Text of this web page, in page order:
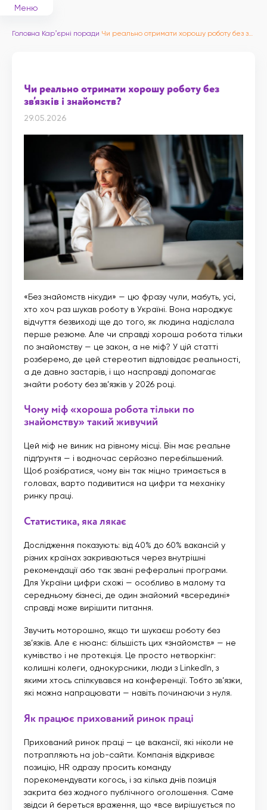
Меню
Головна Карʼєрні поради Чи реально отримати хорошу роботу без зв’язків і знайомств?
Чи реально отримати хорошу роботу без
зв’язків і знайомств?
29.05.2026
«Без знайомств нікуди» — цю фразу чули, мабуть, усі,
хто хоч раз шукав роботу в Україні. Вона народжує
відчуття безвиході ще до того, як людина надіслала
перше резюме. Але чи справді хороша робота тільки
по знайомству — це закон, а не міф? У цій статті
розберемо, де цей стереотип відповідає реальності,
а де давно застарів, і що насправді допомагає
знайти роботу без зв’язків у 2026 році.
Чому міф «хороша робота тільки по
знайомству» такий живучий
Цей міф не виник на рівному місці. Він має реальне
підґрунтя — і водночас серйозно перебільшений.
Щоб розібратися, чому він так міцно тримається в
головах, варто подивитися на цифри та механіку
ринку праці.
Статистика, яка лякає
Дослідження показують: від 40% до 60% вакансій у
різних країнах закриваються через внутрішні
рекомендації або так звані реферальні програми.
Для України цифри схожі — особливо в малому та
середньому бізнесі, де один знайомий «всередині»
справді може вирішити питання.
Звучить моторошно, якщо ти шукаєш роботу без
зв’язків. Але є нюанс: більшість цих «знайомств» — не
кумівство і не протекція. Це просто нетворкінг:
колишні колеги, однокурсники, люди з LinkedIn, з
якими хтось спілкувався на конференції. Тобто зв’язки,
які можна напрацювати — навіть починаючи з нуля.
Як працює прихований ринок праці
Прихований ринок праці — це вакансії, які ніколи не
потрапляють на job-сайти. Компанія відкриває
позицію, HR одразу просить команду
порекомендувати когось, і за кілька днів позиція
закрита без жодного публічного оголошення. Саме
звідси й береться враження, що «все вирішується по